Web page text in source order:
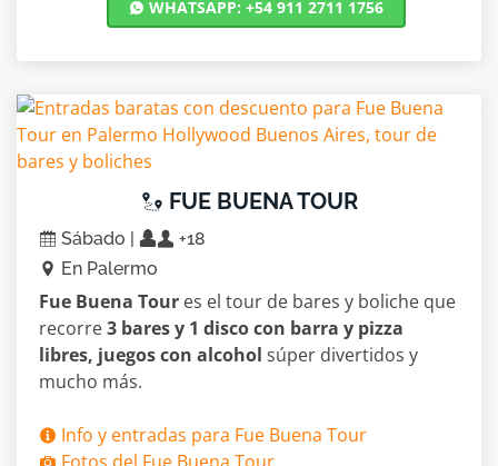
WHATSAPP: +54 911 2711 1756
FUE BUENA TOUR
Sábado |
+18
En Palermo
Fue Buena Tour es el tour de bares y boliche que
recorre3 bares y 1 disco con barra y pizza
libres, juegos con alcohol súper divertidos y
mucho más.
Info y entradas para Fue Buena Tour